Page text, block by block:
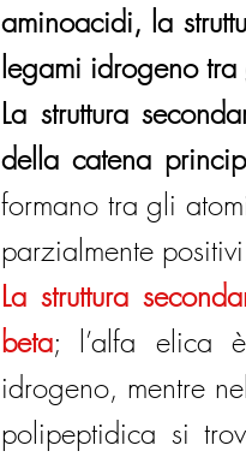
aminoacidi, la
legami idrogeno
La struttura
della catena
formano tra gli
parzialmente
La struttura
beta; l’alfa elica
idrogeno, mentre
polipeptidica si